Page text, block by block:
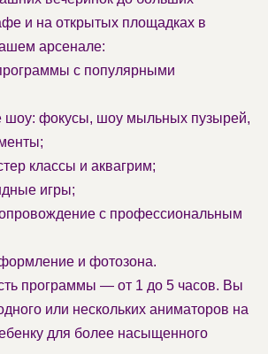
и на открытых площадках в
арсенале:
с популярными
шоу: фокусы, шоу мыльных пузырей,
классы и аквагрим;
игры;
с профессиональным
и фотозона.
программы — от 1 до 5 часов. Вы
или нескольких аниматоров на
для более насыщенного